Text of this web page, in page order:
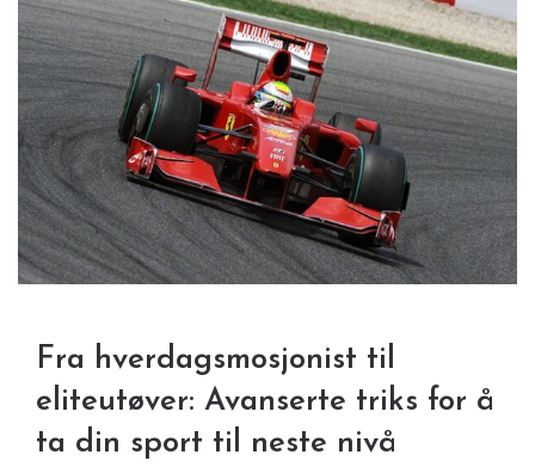
Fra hverdagsmosjonist til
eliteutøver: Avanserte triks for å
ta din sport til neste nivå